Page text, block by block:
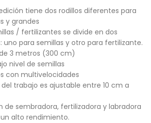
tiene dos rodillos diferentes para
y grandes
/ fertilizantes se divide en dos
para semillas y otro para fertilizante.
3 metros (300 cm)
nivel de semillas
con multivelocidades
trabajo es ajustable entre 10 cm a
de sembradora, fertilizadora y labradora
alto rendimiento.